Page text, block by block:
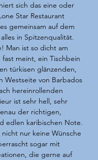
sich das eine oder
Star Restaurant
gemeinsam auf dem
in Spitzenqualität.
Man ist so dicht am
fast meint, ein Tischbein
türkisen glänzenden,
Westseite von Barbados
hereinrollenden
ist sehr hell, sehr
der richtigen,
edlen karibischen Note.
nicht nur keine Wünsche
sogar mit
die gerne auf